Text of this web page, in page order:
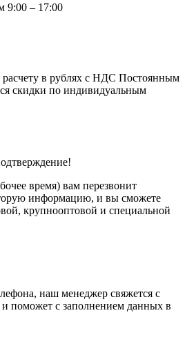
9:00 – 17:00
в рублях с НДС Постоянным
скидки по индивидуальным
время) вам перезвонит
информацию, и вы сможете
крупнооптовой и специальной
наш менеджер свяжется с
поможет с заполнением данных в